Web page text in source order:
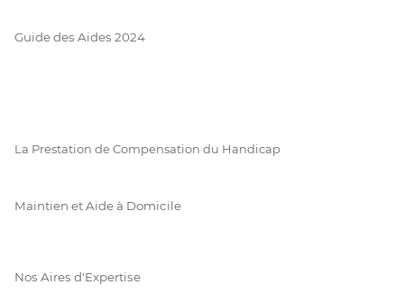
Guide des Aides 2024
La Prestation de Compensation du Handicap
Maintien et Aide à Domicile
Nos Aires d'Expertise